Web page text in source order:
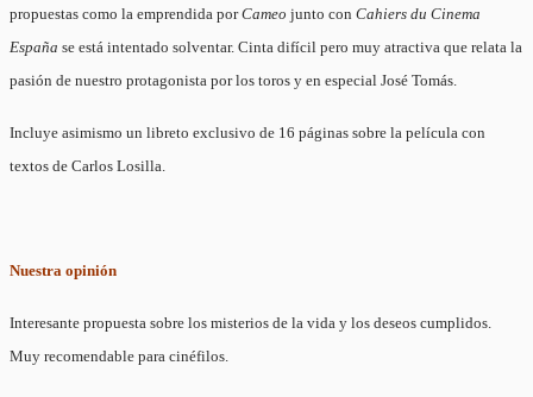
propuestas como la emprendida porCameo junto con Cahiers du Cinema
España se está intentado solventar. Cinta difícil pero muy atractiva que relata la
pasión de nuestro protagonista por los toros y en especial José Tomás.
Incluye asimismo un libreto exclusivo de 16 páginas sobre la película con
textos de Carlos Losilla.
Nuestra opinión
Interesante propuesta sobre los misterios de la vida y los deseos cumplidos.
Muy recomendable para cinéfilos.